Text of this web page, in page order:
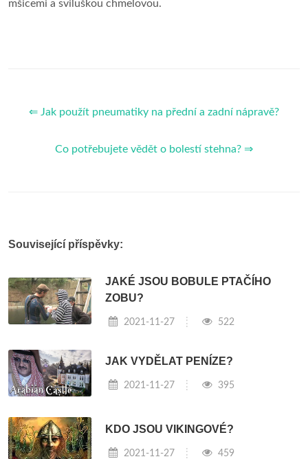
mšicemi a sviluškou chmelovou.
⇐ Jak použít pneumatiky na přední a zadní nápravě?
Co potřebujete vědět o bolestí stehna? ⇒
Související příspěvky:
JAKÉ JSOU BOBULE PTAČÍHO
ZOBU?
2021-11-27 522
JAK VYDĚLAT PENÍZE?
2021-11-27 395
KDO JSOU VIKINGOVÉ?
2021-11-27 459